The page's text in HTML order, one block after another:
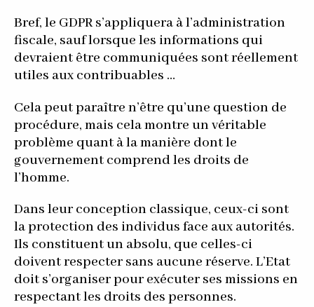
Bref, le GDPR s’appliquera à l’administration
fiscale, sauf lorsque les informations qui
devraient être communiquées sont réellement
utiles aux contribuables …
Cela peut paraître n’être qu’une question de
procédure, mais cela montre un véritable
problème quant à la manière dont le
gouvernement comprend les droits de
l’homme.
Dans leur conception classique, ceux-ci sont
la protection des individus face aux autorités.
Ils constituent un absolu, que celles-ci
doivent respecter sans aucune réserve. L’Etat
doit s’organiser pour exécuter ses missions en
respectant les droits des personnes.